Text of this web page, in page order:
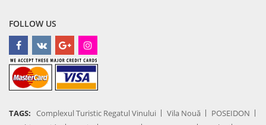
FOLLOW US
TAGS: Complexul Turistic Regatul Vinului Vila Nouă
POSEIDON